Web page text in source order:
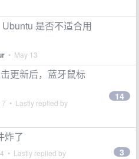
是否不适合用
• May 13
更新后，蓝牙鼠标
7 • Lastly replied by
14
炸了
• Lastly replied by 3